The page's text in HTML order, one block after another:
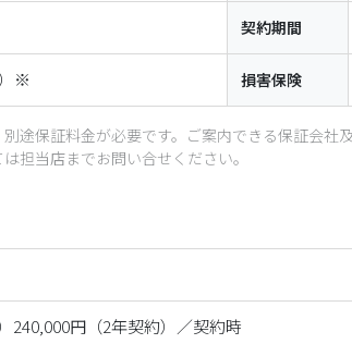
契約期間
※ 損害保険
途保証料金が必要です。ご案内できる保証会社
担当店までお問い合せください。
240,000円（2年契約）／契約時